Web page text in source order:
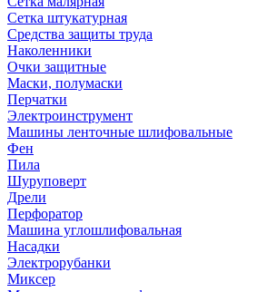
Сетка штукатурная
Средства защиты труда
Наколенники
Очки защитные
Маски, полумаски
Перчатки
Электроинструмент
Машины ленточные шлифовальные
Фен
Пила
Шуруповерт
Дрели
Перфоратор
Машина углошлифовальная
Насадки
Электрорубанки
Миксер